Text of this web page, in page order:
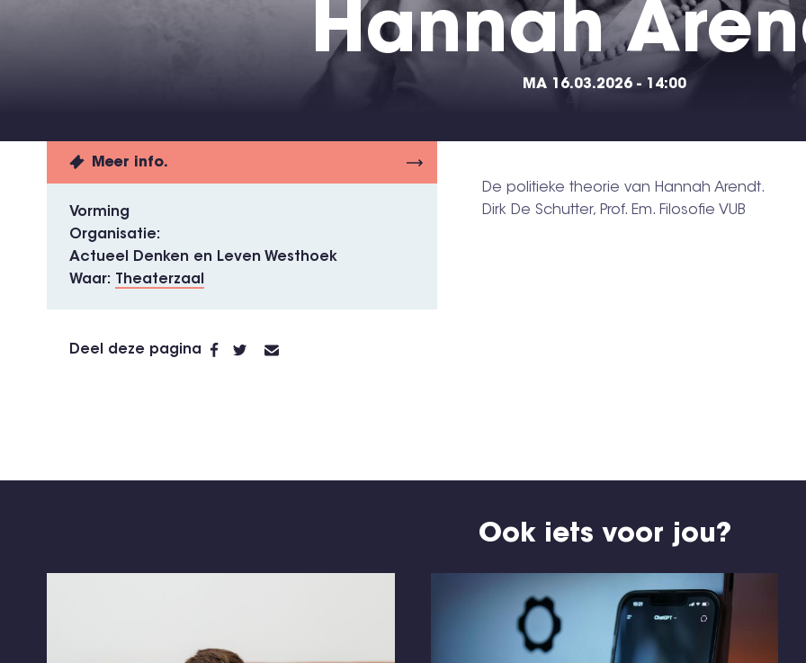
Hannah
MA 16.03.2026 - 14:00
Meer info.
Vorming
Organisatie
Actueel Denken en Leven Westhoek
Waar
Theaterzaal
Deel deze pagina
De politieke theorie van Hannah Arendt.
Dirk De Schutter, Prof. Em. Filosofie VUB
Ook iets voor jou?